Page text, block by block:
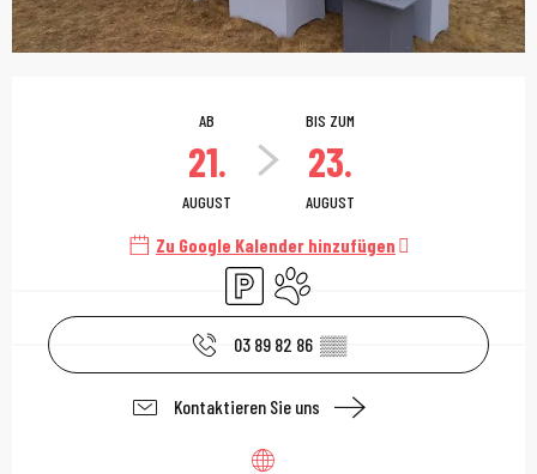
Öffnungszeiten &
AB
21.
AUGUST
BIS ZUM
23.
AUGUST
Zu Google Kalender hinzufügen
ParkplatzTiere erlaubt
03 89 82 86 ▒▒
Kontaktieren Sie uns